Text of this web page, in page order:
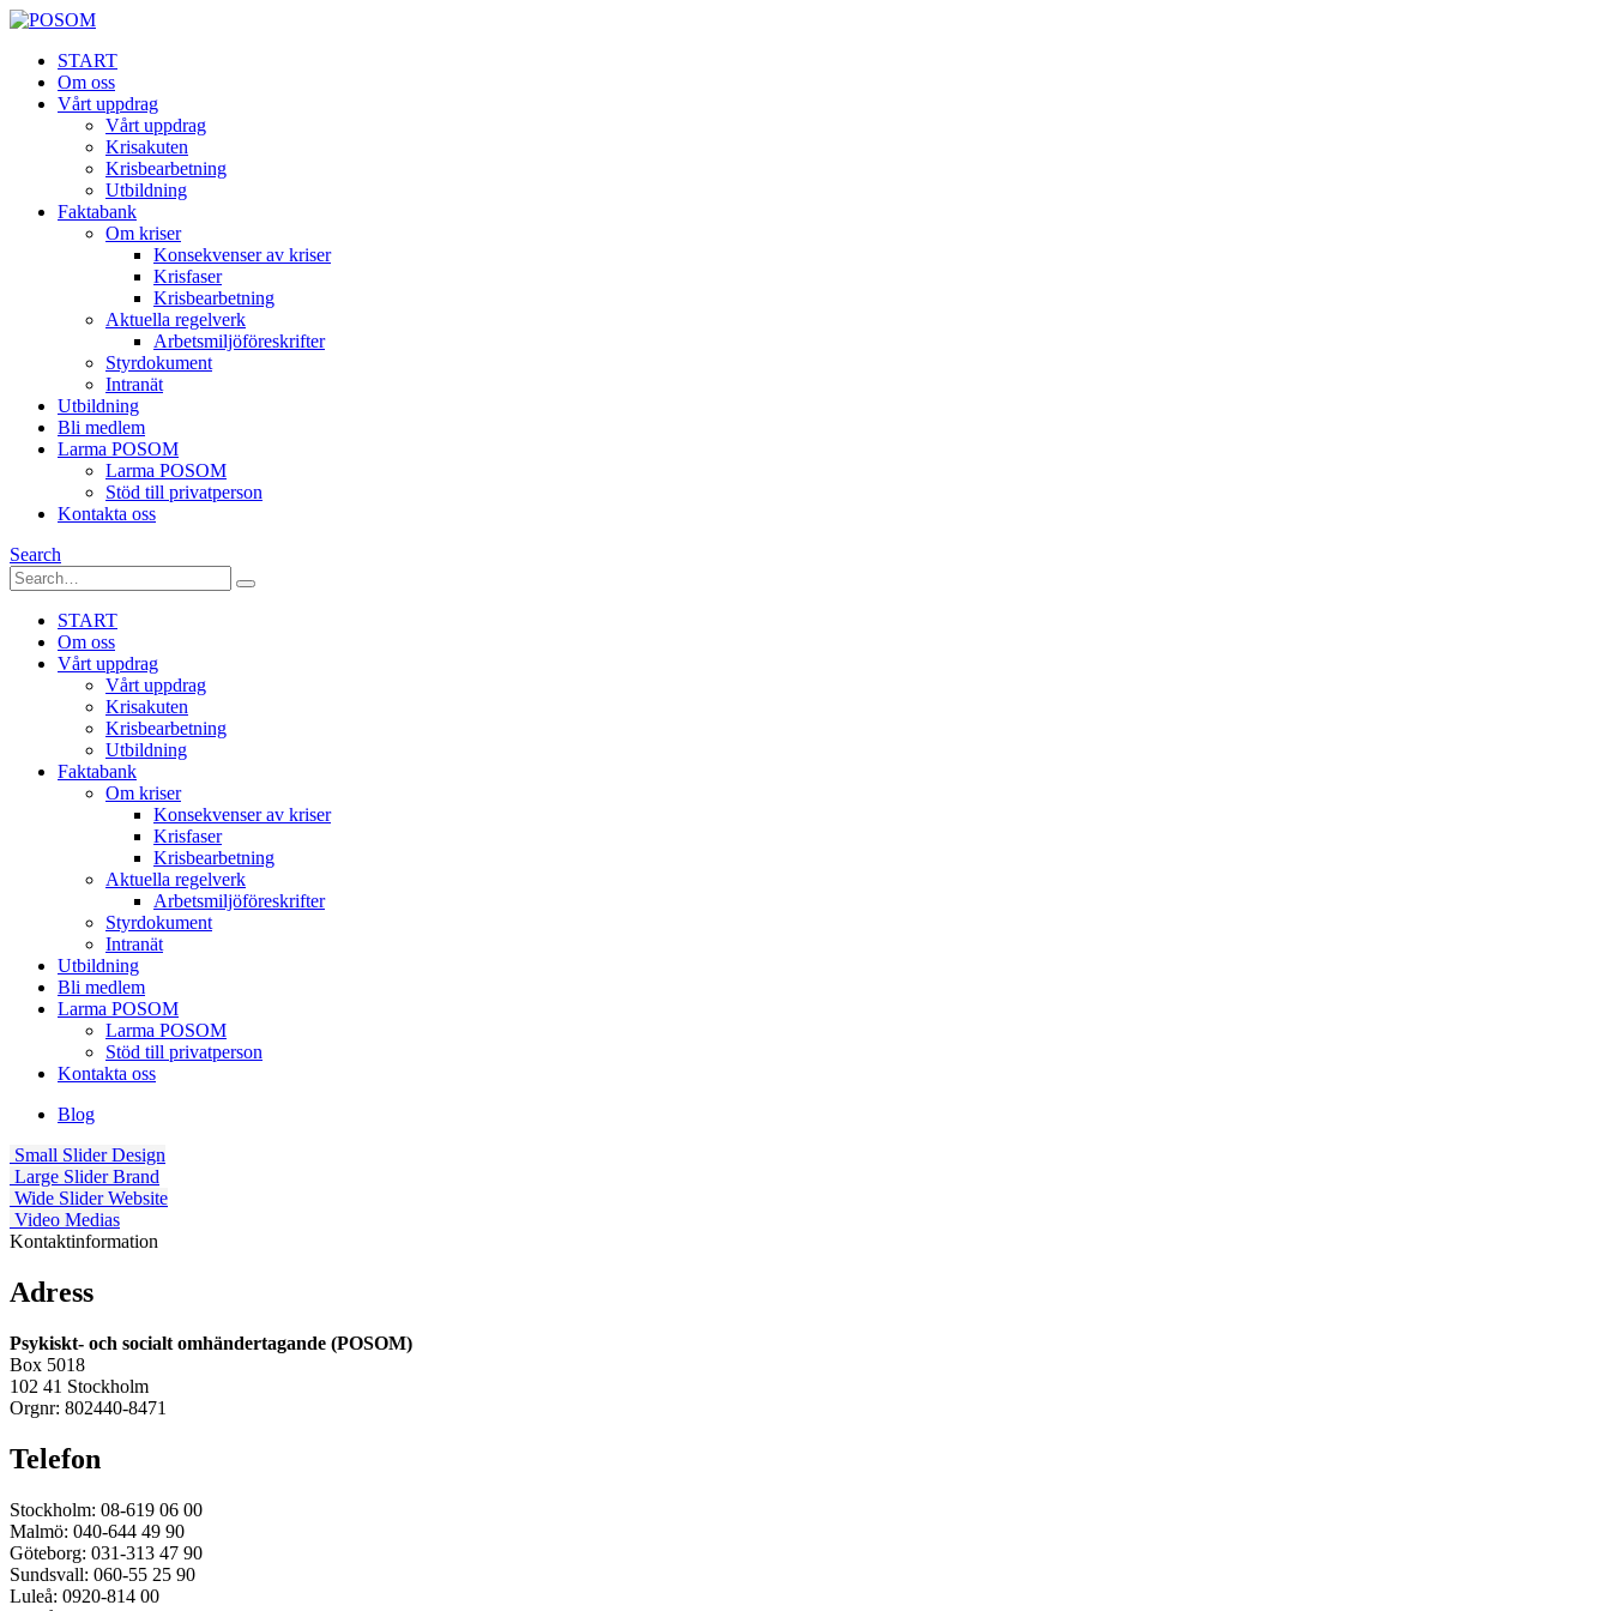
START
Om oss
Vårt uppdrag
Vårt uppdrag
Krisakuten
Krisbearbetning
Utbildning
Faktabank
Om kriser
Konsekvenser av kriser
Krisfaser
Krisbearbetning
Aktuella regelverk
Arbetsmiljöföreskrifter
Styrdokument
Intranät
Utbildning
Bli medlem
Larma POSOM
Larma POSOM
Stöd till privatperson
Kontakta oss
Search
START
Om oss
Vårt uppdrag
Vårt uppdrag
Krisakuten
Krisbearbetning
Utbildning
Faktabank
Om kriser
Konsekvenser av kriser
Krisfaser
Krisbearbetning
Aktuella regelverk
Arbetsmiljöföreskrifter
Styrdokument
Intranät
Utbildning
Bli medlem
Larma POSOM
Larma POSOM
Stöd till privatperson
Kontakta oss
Blog
Small Slider Design
Large Slider Brand
Wide Slider Website
Video Medias
Kontaktinformation
Adress
Psykiskt- och socialt omhändertagande (POSOM)
Box 5018
102 41 Stockholm
Orgnr: 802440-8471
Telefon
Stockholm: 08-619 06 00
Malmö: 040-644 49 90
Göteborg: 031-313 47 90
Sundsvall: 060-55 25 90
Luleå: 0920-814 00